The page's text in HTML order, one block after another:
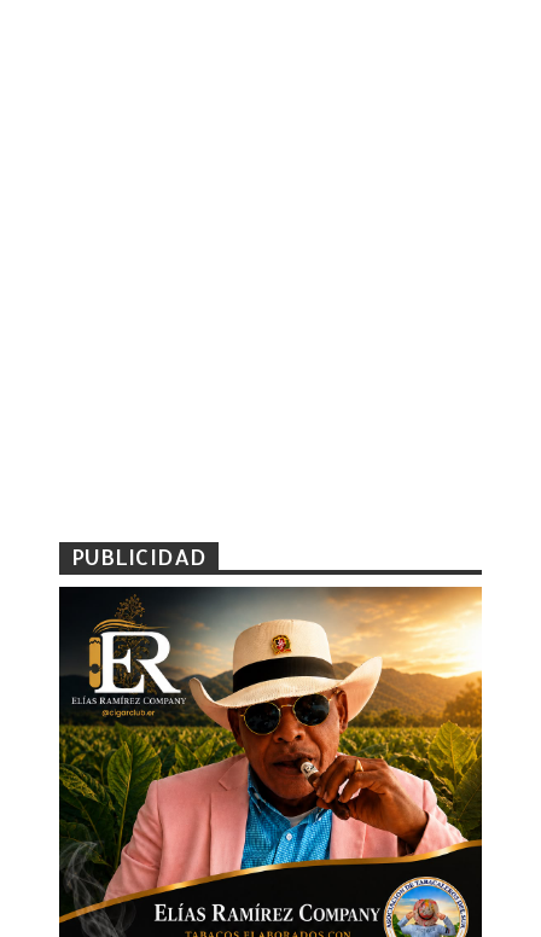
PUBLICIDAD